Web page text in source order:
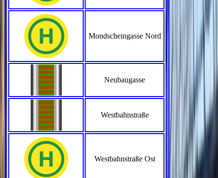
Mondscheingasse Nord
Neubaugasse
Westbahnstraße
Westbahnstraße Ost